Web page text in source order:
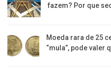
fazem? Por que
Moeda rara de 25
“mula”, pode valer